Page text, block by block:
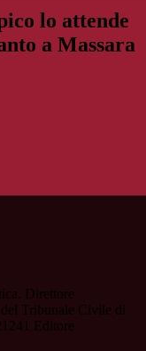
lo attende
a Massara
Direttore
Tribunale Civile di
Editore